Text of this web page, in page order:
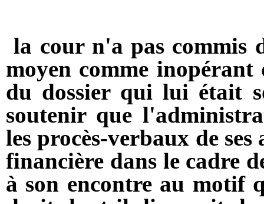
la cour n'a pas commis
moyen comme inopérant
du dossier qui lui était
soutenir que
les procès-verbaux de
financière dans le cadre
à son encontre au motif